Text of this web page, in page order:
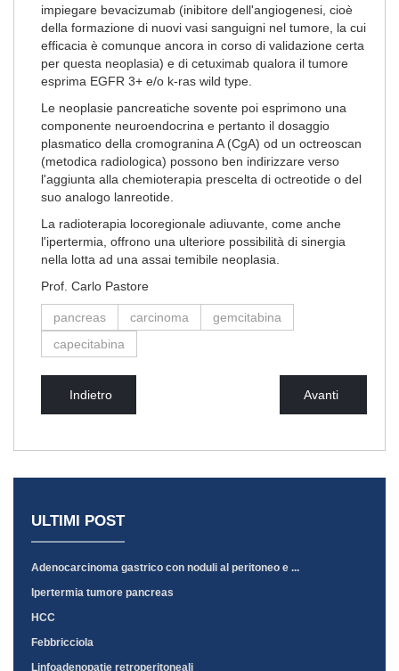
impiegare bevacizumab (inibitore dell'angiogenesi, cioè
della formazione di nuovi vasi sanguigni nel tumore, la cui
efficacia è comunque ancora in corso di validazione certa
per questa neoplasia) e di cetuximab qualora il tumore
esprima EGFR 3+ e/o k-ras wild type.
Le neoplasie pancreatiche sovente poi esprimono una
componente neuroendocrina e pertanto il dosaggio
plasmatico della cromogranina A (CgA) od un octreoscan
(metodica radiologica) possono ben indirizzare verso
l'aggiunta alla chemioterapia prescelta di octreotide o del
suo analogo lanreotide.
La radioterapia locoregionale adiuvante, come anche
l'ipertermia, offrono una ulteriore possibilità di sinergia
nella lotta ad una assai temibile neoplasia.
Prof. Carlo Pastore
pancreas carcinoma
gemcitabina
capecitabina
Indietro Avanti
ULTIMI POST
Adenocarcinoma gastrico con noduli al peritoneo e ...
Ipertermia tumore pancreas
HCC
Febbricciola
Linfoadenopatie retroperitoneali